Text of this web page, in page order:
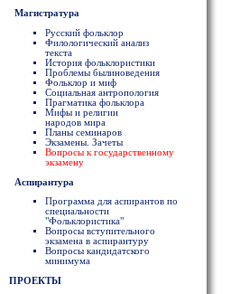
Магистратура
Русский фольклор
Филологический анализ
текста
История фольклористики
Проблемы былиноведения
Фольклор и миф
Социальная антропология
Прагматика фольклора
Мифы и религии
народов мира
Планы семинаров
Экзамены. Зачеты
Вопросы к государственному
экзамену
Аспирантура
Программа для аспирантов по
специальности
"Фольклористика"
Вопросы вступительного
экзамена в аспирантуру
Вопросы кандидатского
минимума
ПРОЕКТЫ